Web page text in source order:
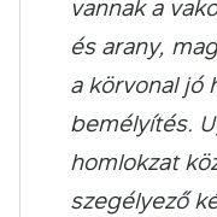
vannak a
és arany,
a körvonal jó
bemélyítés.
homlokzat
szegélyező